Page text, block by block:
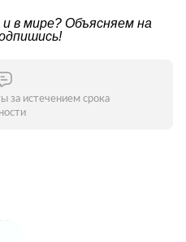
в мире? Объясняем на
за истечением срока